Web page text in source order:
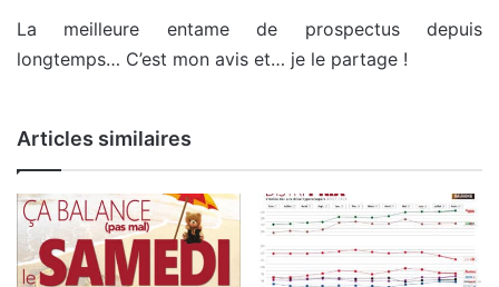
La meilleure entame de prospectus depuis
longtemps… C’est mon avis et… je le partage !
Articles similaires